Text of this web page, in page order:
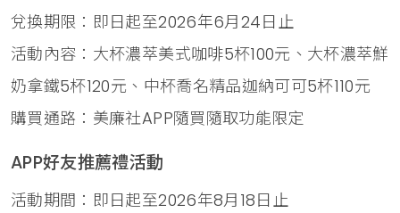
兌換期限：即日起至2026年6月24日止
活動內容：大杯濃萃美式咖啡5杯100元、大杯濃萃鮮
奶拿鐵5杯120元、中杯喬名精品迦納可可5杯110元
購買通路：美廉社APP隨買隨取功能限定
APP好友推薦禮活動
活動期間：即日起至2026年8月18日止